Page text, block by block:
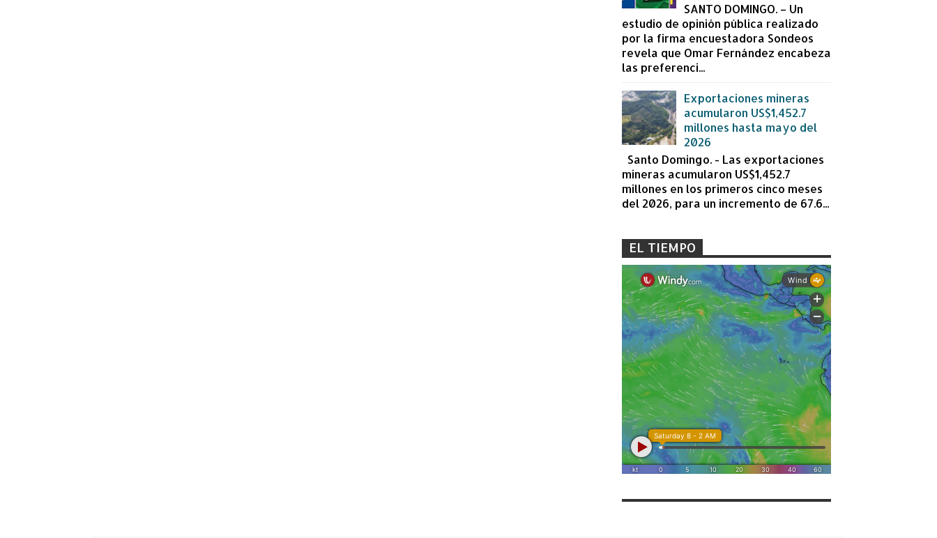
SANTO DOMINGO. – Un
estudio de opinión pública realizado
por la firma encuestadora Sondeos
revela que Omar Fernández encabeza
las preferenci...
Exportaciones mineras
acumularon US$1,452.7
millones hasta mayo del
2026
Santo Domingo. - Las exportaciones
mineras acumularon US$1,452.7
millones en los primeros cinco meses
del 2026, para un incremento de 67.6...
EL TIEMPO